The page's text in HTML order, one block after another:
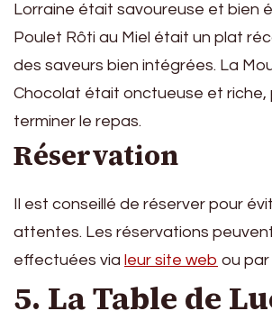
Lorraine était savoureuse et bien
Poulet Rôti au Miel était un plat
des saveurs bien intégrées. La
Chocolat était onctueuse et
terminer le repas.
Réservation
Il est conseillé de réserver pour
attentes. Les réservations
effectuées via leur site web ou
5. La Table de